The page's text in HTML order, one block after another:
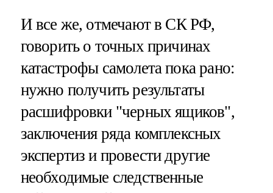
И все же, отмечают в СК РФ,
говорить о точных причинах
катастрофы самолета пока рано:
нужно получить результаты
расшифровки "черных ящиков",
заключения ряда комплексных
экспертиз и провести другие
необходимые следственные